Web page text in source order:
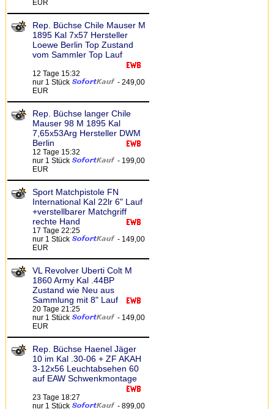
EUR
Rep. Büchse Chile Mauser M
1895 Kal 7x57 Hersteller
Loewe Berlin Top Zustand
vom Sammler Top Lauf
12 Tage 15:32
nur 1 Stück
- 249,00
EUR
Rep. Büchse langer Chile
Mauser 98 M 1895 Kal
7,65x53Arg Hersteller DWM
Berlin
12 Tage 15:32
nur 1 Stück
- 199,00
EUR
Sport Matchpistole FN
International Kal 22lr 6" Lauf
+verstellbarer Matchgriff
rechte Hand
17 Tage 22:25
nur 1 Stück
- 149,00
EUR
VL Revolver Uberti Colt M
1860 Army Kal .44BP
Zustand wie Neu aus
Sammlung mit 8" Lauf
20 Tage 21:25
nur 1 Stück
- 149,00
EUR
Rep. Büchse Haenel Jäger
10 im Kal .30-06 + ZF AKAH
3-12x56 Leuchtabsehen 60
auf EAW Schwenkmontage
23 Tage 18:27
nur 1 Stück
- 899,00